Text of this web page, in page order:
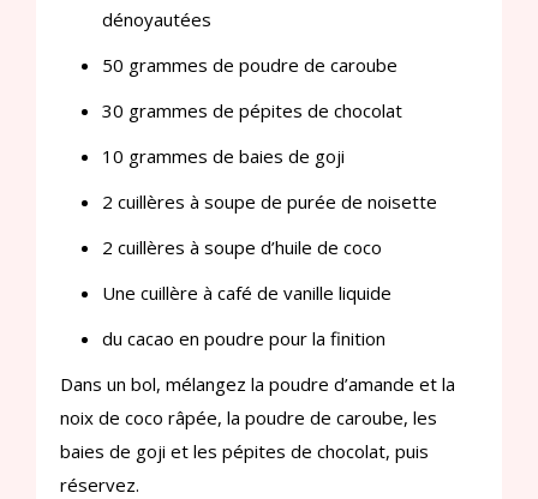
dénoyautées
50 grammes de poudre de caroube
30 grammes de pépites de chocolat
10 grammes de baies de goji
2 cuillères à soupe de purée de noisette
2 cuillères à soupe d’huile de coco
Une cuillère à café de vanille liquide
du cacao en poudre pour la finition
Dans un bol, mélangez la poudre d’amande et la
noix de coco râpée, la poudre de caroube, les
baies de goji et les pépites de chocolat, puis
réservez.